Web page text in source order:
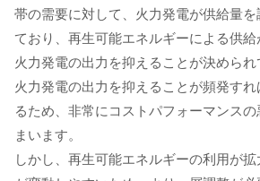
帯の需要に対して、火力発電が供給量
ており、再生可能エネルギーによる供給
火力発電の出力を抑えることが決められ
火力発電の出力を抑えることが頻発す
るため、非常にコストパフォーマンス
まいます。
しかし、再生可能エネルギーの利用が